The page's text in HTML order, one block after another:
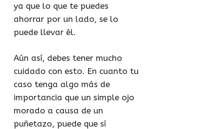
ya que lo que te puedes
ahorrar por un lado, se lo
puede llevar él.
Aún así, debes tener mucho
cuidado con esto. En cuanto tu
caso tenga algo más de
importancia que un simple ojo
morado a causa de un
puñetazo, puede que sí